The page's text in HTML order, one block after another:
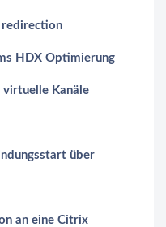
HDX Optimierung
Kanäle
über
an eine Citrix